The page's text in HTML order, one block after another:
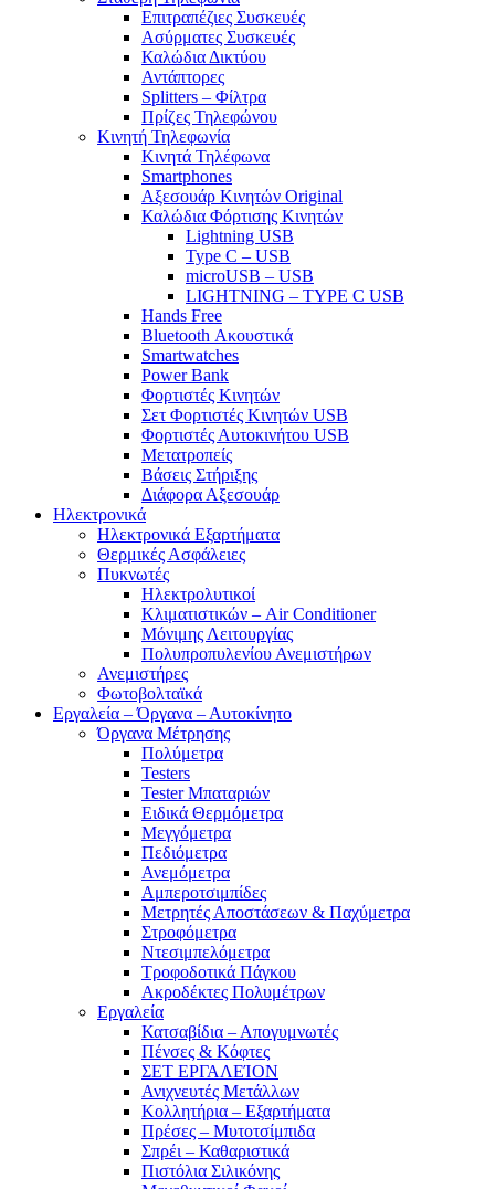
Επιτραπέζιες Συσκευές
Ασύρματες Συσκευές
Καλώδια Δικτύου
Αντάπτορες
Splitters – Φίλτρα
Πρίζες Τηλεφώνου
Κινητή Τηλεφωνία
Κινητά Τηλέφωνα
Smartphones
Αξεσουάρ Κινητών Original
Καλώδια Φόρτισης Κινητών
Lightning USB
Type C – USB
microUSB – USB
LIGHTNING – TYPE C USB
Hands Free
Bluetooth Ακουστικά
Smartwatches
Power Bank
Φορτιστές Κινητών
Σετ Φορτιστές Κινητών USB
Φορτιστές Αυτοκινήτου USB
Μετατροπείς
Βάσεις Στήριξης
Διάφορα Αξεσουάρ
Ηλεκτρονικά
Ηλεκτρονικά Εξαρτήματα
Θερμικές Ασφάλειες
Πυκνωτές
Ηλεκτρολυτικοί
Κλιματιστικών – Air Conditioner
Μόνιμης Λειτουργίας
Πολυπροπυλενίου Ανεμιστήρων
Ανεμιστήρες
Φωτοβολταϊκά
Εργαλεία – Όργανα – Αυτοκίνητο
Όργανα Μέτρησης
Πολύμετρα
Testers
Tester Μπαταριών
Ειδικά Θερμόμετρα
Μεγγόμετρα
Πεδιόμετρα
Ανεμόμετρα
Αμπεροτσιμπίδες
Μετρητές Αποστάσεων & Παχύμετρα
Στροφόμετρα
Ντεσιμπελόμετρα
Τροφοδοτικά Πάγκου
Ακροδέκτες Πολυμέτρων
Εργαλεία
Κατσαβίδια – Απογυμνωτές
Πένσες & Κόφτες
ΣΕΤ ΕΡΓΑΛΕΊΟΝ
Ανιχνευτές Μετάλλων
Κολλητήρια – Εξαρτήματα
Πρέσες – Μυτοτσίμπιδα
Σπρέι – Καθαριστικά
Πιστόλια Σιλικόνης